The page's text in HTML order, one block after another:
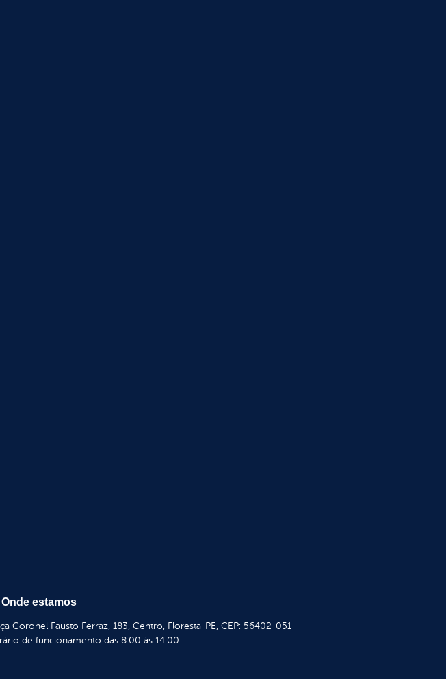
Onde estamos
Coronel Fausto Ferraz, 183, Centro, Floresta-PE, CEP: 56402-051
de funcionamento das 8:00 às 14:00